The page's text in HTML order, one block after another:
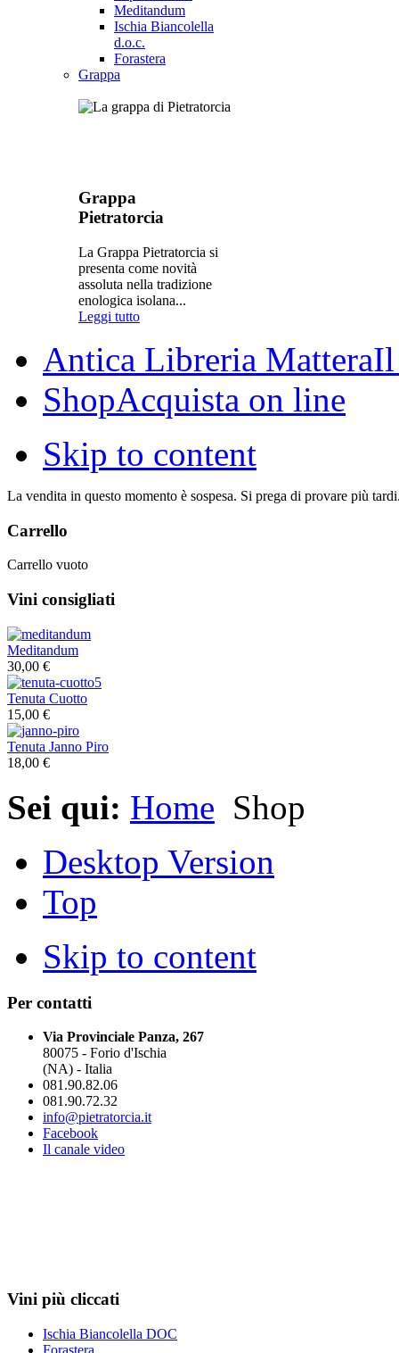
Meditandum
Ischia Biancolella
d.o.c.
Forastera
Grappa
Grappa
Pietratorcia
La Grappa Pietratorcia si
presenta come novità
assoluta nella tradizione
enologica isolana...
Leggi tutto
Antica Libreria MatteraIl
ShopAcquista on line
Skip to content
La vendita in questo momento è sospesa. Si prega di provare più
Carrello
Carrello vuoto
Vini consigliati
Meditandum
30,00 €
Tenuta Cuotto
15,00 €
Tenuta Janno Piro
18,00 €
Sei qui: Home Shop
Desktop Version
Top
Skip to content
Per contatti
Via Provinciale Panza, 267
80075 - Forio d'Ischia
(NA) - Italia
081.90.82.06
081.90.72.32
info@pietratorcia.it
Facebook
Il canale video
Vini più cliccati
Ischia Biancolella DOC
Forastera